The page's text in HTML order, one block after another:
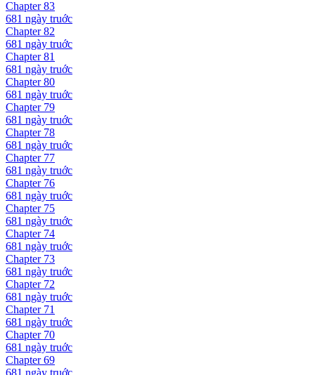
Chapter83
681 ngày truớc
Chapter82
681 ngày truớc
Chapter81
681 ngày truớc
Chapter80
681 ngày truớc
Chapter 79
681 ngày truớc
Chapter 78
681 ngày truớc
Chapter 77
681 ngày truớc
Chapter 76
681 ngày truớc
Chapter 75
681 ngày truớc
Chapter 74
681 ngày truớc
Chapter 73
681 ngày truớc
Chapter 72
681 ngày truớc
Chapter 71
681 ngày truớc
Chapter 70
681 ngày truớc
Chapter69